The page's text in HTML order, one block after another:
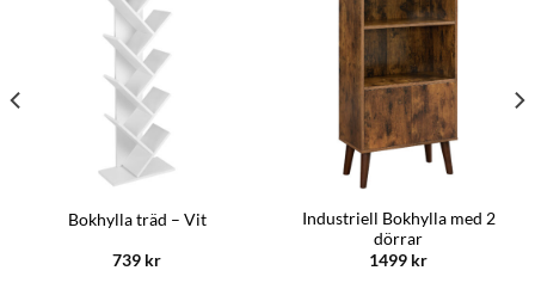
Bokhylla träd – Vit
739 kr
Industriell Bokhylla med 2
dörrar
1499 kr